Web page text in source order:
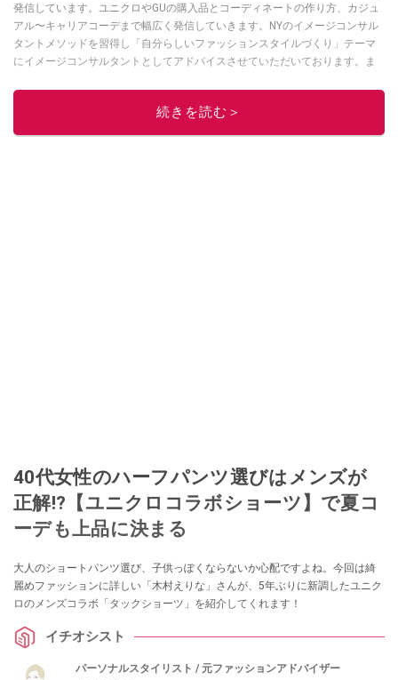
発信しています。ユニクロやGUの購入品とコーディネートの作り方、カジュ
アル〜キャリアコーデまで幅広く発信していきます。NYのイメージコンサル
タントメソッドを習得し「自分らしいファッションスタイルづくり」テーマ
にイメージコンサルタントとしてアドバイスさせていただいております。ま
積み上げ続けている外資系企業のコンサルタント（25年以上のキャリア）か
続きを読む＞
40代女性のハーフパンツ選びはメンズが
正解!?【ユニクロコラボショーツ】で夏コ
ーデも上品に決まる
大人のショートパンツ選び、子供っぽくならないか心配ですよね。今回は綺
麗めファッションに詳しい「木村えりな」さんが、5年ぶりに新調したユニク
ロのメンズコラボ「タックショーツ」を紹介してくれます！
イチオシスト
パーソナルスタイリスト / 元ファッションアドバイザー